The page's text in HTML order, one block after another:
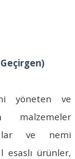
yöneten ve
malzemeler
ve nemi
esaslı ürünler,